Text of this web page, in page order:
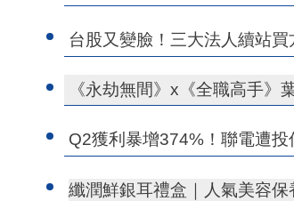
台股又變臉！三大法人續站
《永劫無間》x《全職高手》
Q2獲利暴增374%！聯電遭
纖潤鮮銀耳禮盒｜人氣美容保